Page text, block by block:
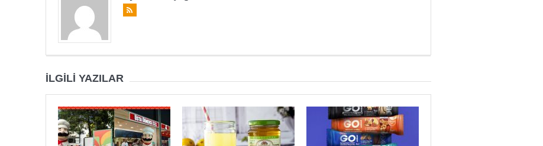
İLGILI YAZILAR